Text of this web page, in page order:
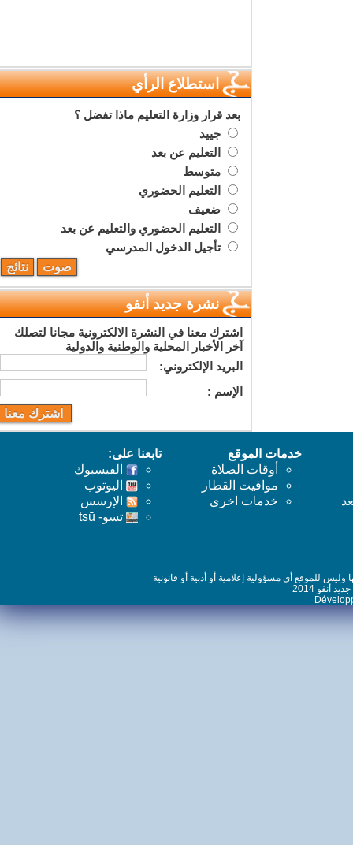
استطلاع الرأي
بعد قرار وزارة التعليم ماذا تفضل ؟
جييد
التعليم عن بعد
متوسط
التعليم الحضوري
ضعيف
التعليم الحضوري والتعليم عن بعد
تأجيل الدخول المدرسي
نشرة جديد أنفو
اشترك معنا في النشرة الالكترونية مجانا لتصلك
آخر الأخبار المحلية والوطنية والدولية
البريد اﻹلكتروني:
اﻹسم :
خدمات الموقع
أوقات الصلاة
مواقيت القطار
خدمات اخرى
تابعنا على:
الفيسبوك
اليوتوب
اﻹرسس
تسو- tsū
للموقع أي مسؤولية إعلامية أو أدبية أو قانونية
2014